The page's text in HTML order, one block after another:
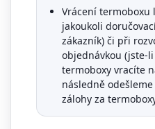
Vrácení termoboxu
jakoukoli
zákazník) či při
objednávkou (jste-
termoboxy vracíte
následně
zálohy za